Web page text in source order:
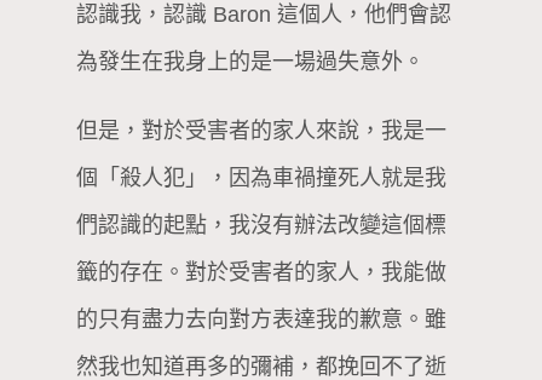
認識我，認識 Baron 這個人，他們會認
為發生在我身上的是一場過失意外。
但是，對於受害者的家人來說，我是一
個「殺人犯」，因為車禍撞死人就是我
們認識的起點，我沒有辦法改變這個標
籤的存在。對於受害者的家人，我能做
的只有盡力去向對方表達我的歉意。雖
然我也知道再多的彌補，都挽回不了逝